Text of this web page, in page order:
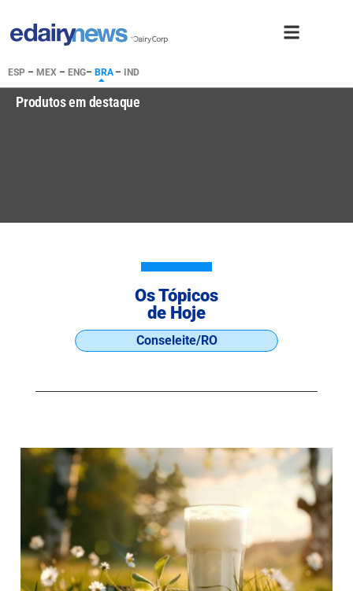
ESP – MEX – ENG– BRA– IND
Produtos em destaque
Os Tópicos
de Hoje
Conseleite/RO